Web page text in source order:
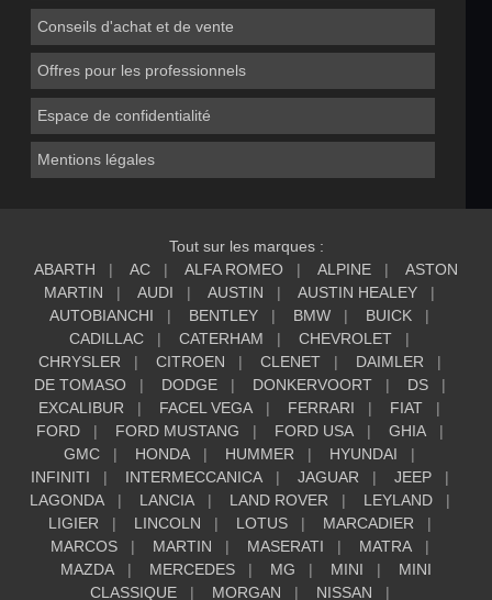
Conseils d'achat et de vente
Offres pour les professionnels
Espace de confidentialité
Mentions légales
Tout sur les marques :
ABARTH
AC ALFA ROMEO ALPINE
ASTON
MARTIN
AUDI AUSTIN
AUSTIN HEALEY
AUTOBIANCHI
BENTLEY BMW
BUICK
CADILLAC
CATERHAM
CHEVROLET
CHRYSLER
CITROEN CLENET
DAIMLER
DE TOMASO
DODGE DONKERVOORT
DS
EXCALIBUR
FACEL VEGA FERRARI
FIAT
FORD
FORD MUSTANG FORD USA
GHIA
GMC
HONDA HUMMER
HYUNDAI
INFINITI
INTERMECCANICA JAGUAR
JEEP
LAGONDA
LANCIA LAND ROVER
LEYLAND
LIGIER
LINCOLN LOTUS
MARCADIER
MARCOS
MARTIN MASERATI
MATRA
MAZDA
MERCEDES MG MINI
MINI
CLASSIQUE
MORGAN NISSAN